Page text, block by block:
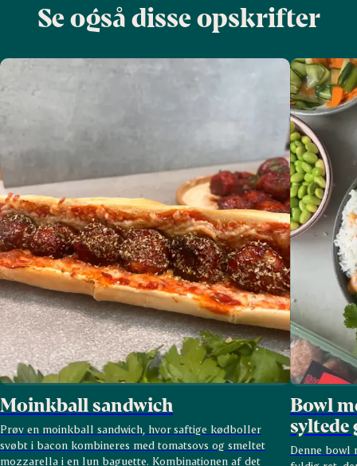
Se også disse opskrifter
Moinkball sandwich
Prøv en moinkball sandwich, hvor saftige kødboller
svøbt i bacon kombineres med tomatsovs og smeltet
mozzarella i en lun baguette. Kombinationen af det
Bowl
syltede
Denne bowl